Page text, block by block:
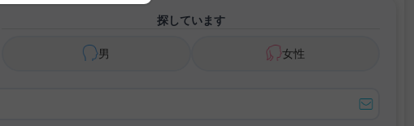
探しています
男 女性